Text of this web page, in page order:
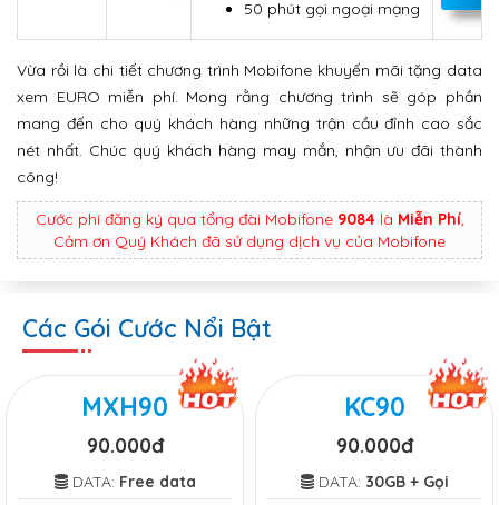
50 phút gọi ngoại mạng
Vừa rồi là chi tiết chương trình Mobifone khuyến mãi tặng data
xem EURO miễn phí. Mong rằng chương trình sẽ góp phần
mang đến cho quý khách hàng những trận cầu đỉnh cao sắc
nét nhất. Chúc quý khách hàng may mắn, nhận ưu đãi thành
công!
Cước phí đăng ký qua tổng đài Mobifone 9084là Miễn Phí,
Cảm ơn Quý Khách đã sử dụng dịch vụ của Mobifone
Các Gói Cước Nổi Bật
MXH90
90.000đ
DATA: Free data
KC90
90.000đ
DATA: 30GB + Gọi